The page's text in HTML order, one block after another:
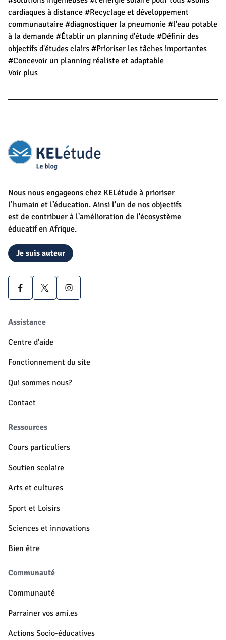
cardiaques à distance #Recyclage et développement
communautaire #diagnostiquer la pneumonie #l'eau potable
à la demande #Établir un planning d'étude #Définir des
objectifs d'études clairs #Prioriser les tâches importantes
#Concevoir un planning réaliste et adaptable
Voir plus
Nous nous engageons chez KELétude à prioriser
l’humain et l’éducation. Ainsi l'un de nos objectifs
est de contribuer à l'amélioration de l'écosystème
éducatif en Afrique.
Je suis auteur
Assistance
Centre d'aide
Fonctionnement du site
Qui sommes nous?
Contact
Ressources
Cours particuliers
Soutien scolaire
Arts et cultures
Sport et Loisirs
Sciences et innovations
Bien être
Communauté
Communauté
Parrainer vos ami.es
Actions Socio-éducatives